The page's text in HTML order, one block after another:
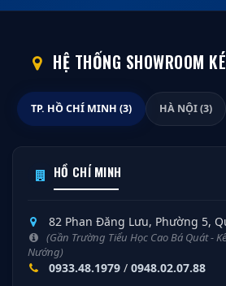
HỆ THỐNG SHOWROOM
TP. HỒ CHÍ MINH (3) HÀ NỘI (3)
HỒ CHÍ MINH
82 Phan Đăng Lưu, Phường 5,
(Gần Trường Tiểu Học Cao Bá Quát -
Nướng)
0933.48.1979 / 0948.02.07.88